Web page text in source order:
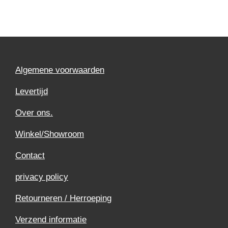
Algemene voorwaarden
Levertijd
Over ons.
Winkel/Showroom
Contact
privacy policy
Retourneren / Herroeping
Verzend informatie